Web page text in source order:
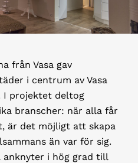
från Vasa gav
i centrum av Vasa
I projektet deltog
branscher: när alla får
är det möjligt att skapa
än var för sig.
anknyter i hög grad till